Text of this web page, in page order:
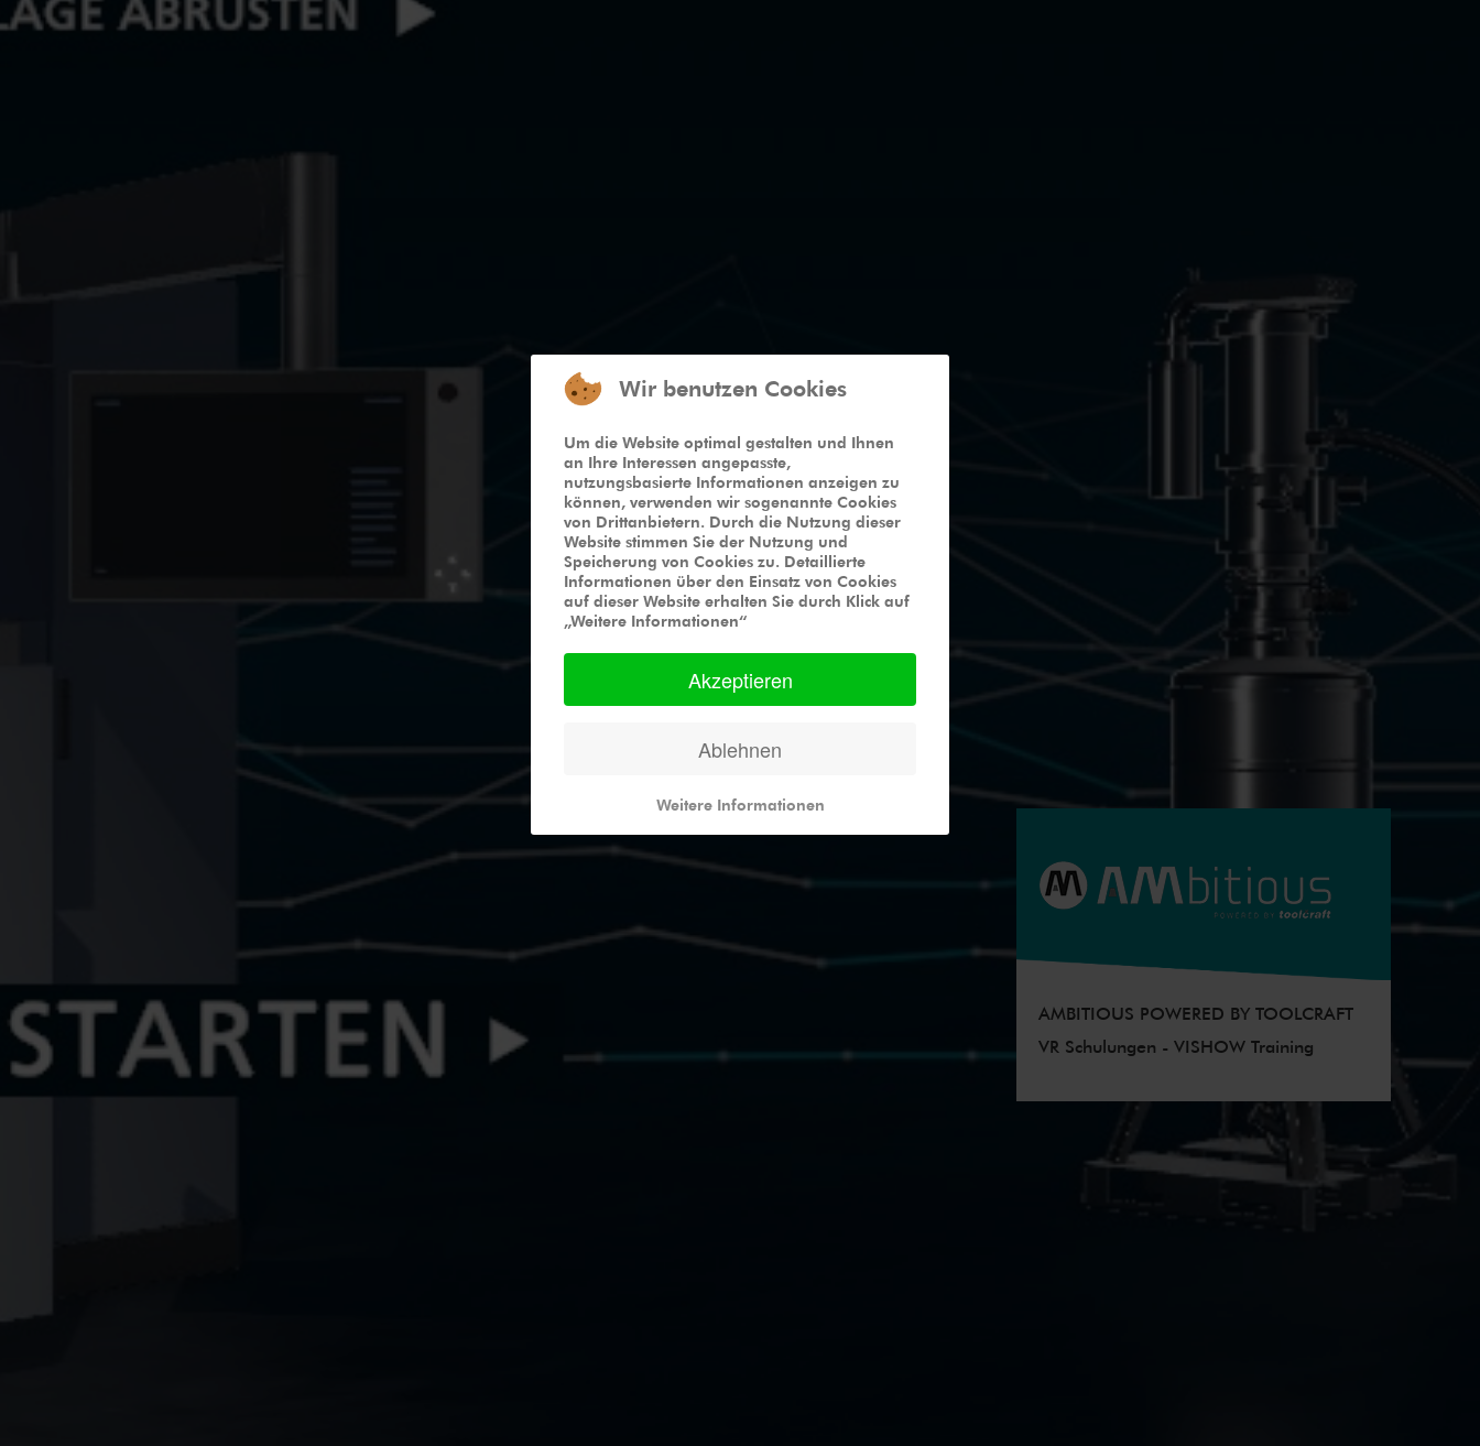
AMBITIOUS POWERED BY TOOLCRAFT
VR Schulungen - VISHOW Training
Wir benutzen Cookies
Um die Website optimal gestalten und Ihnen
an Ihre Interessen angepasste,
nutzungsbasierte Informationen anzeigen zu
können, verwenden wir sogenannte Cookies
von Drittanbietern. Durch die Nutzung dieser
Website stimmen Sie der Nutzung und
Speicherung von Cookies zu. Detaillierte
Informationen über den Einsatz von Cookies
auf dieser Website erhalten Sie durch Klick auf
„Weitere Informationen“
Akzeptieren
Ablehnen
Weitere Informationen